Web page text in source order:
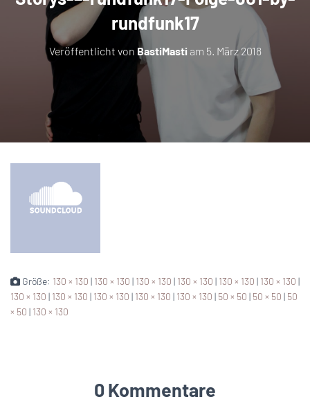
rundfunk17
Veröffentlicht von BastiMasti am 5. März 2018
Größe: 130 × 130 | 130 × 130 | 130 × 130 | 130 × 130 | 130 × 130 | 130 × 130 |
130 × 130 | 130 × 130 | 130 × 130 | 130 × 130 | 130 × 130 | 50 × 50 | 50 × 50 | 50
× 50 | 130 × 130
0 Kommentare